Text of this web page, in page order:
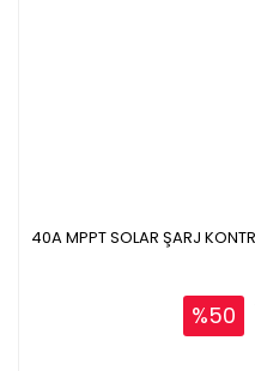
40A MPPT SOLAR ŞARJ
%50